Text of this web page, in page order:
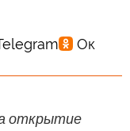
открытие